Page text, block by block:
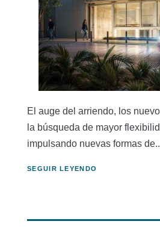
El auge del arriendo, los
la búsqueda de mayor
impulsando nuevas formas
SEGUIR LEYENDO